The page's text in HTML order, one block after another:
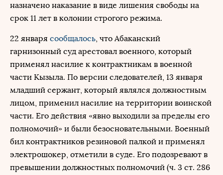
назначено наказание в виде лишения свободы на
срок 11 лет в колонии строгого режима.
22 января сообщалось, что Абаканский
гарнизонный суд арестовал военного, который
применял насилие к контрактникам в военной
части Кызыла. По версии следователей, 13 января
младший сержант, который являлся должностным
лицом, применил насилие на территории воинской
части. Его действия «явно выходили за пределы его
полномочий» и были безосновательными. Военный
бил контрактников резиновой палкой и применял
электрошокер, отметили в суде. Его подозревают в
превышении должностных полномочий (ч. 3 ст. 286